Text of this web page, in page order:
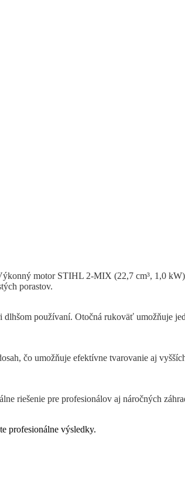
motor STIHL 2-MIX (22,7 cm³, 1,0
porastov.
používaní. Otočná rukoväť umožňuje
čo umožňuje efektívne tvarovanie aj
riešenie pre profesionálov aj náročných
profesionálne výsledky.